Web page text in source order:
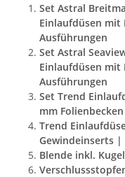
Set Astral
Einlaufdüsen
Ausführungen
Set Astral
Einlaufdüsen
Ausführungen
Set Trend
mm
Trend
Gewindeinserts |
Blende inkl.